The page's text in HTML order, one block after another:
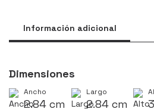
Información adicional
Dimensiones
Ancho
2.84 cm
Largo
2.84 cm